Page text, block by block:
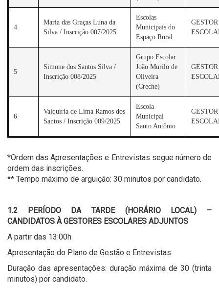
4
Maria das Graças Luna da
Silva / Inscrição 007/2025
Escolas
Municipais do
Espaço Rural
GESTOR
5
Simone dos Santos Silva /
Inscrição 008/2025
Grupo Escolar
João Murilo de
Oliveira
(Creche)
GESTOR
6
Valquíria de Lima Ramos dos
Santos / Inscrição 009/2025
Escola
Municipal
Santo Antônio
GESTOR
*Ordem das Apresentações e Entrevistas segue número de
ordem das inscrições.
** Tempo máximo de arguição: 30 minutos por candidato.
1.2 PERÍODO DA TARDE (HORÁRIO LOCAL) –
CANDIDATOS À GESTORES ESCOLARES ADJUNTOS
A partir das 13:00h.
Apresentação do Plano de Gestão e Entrevistas
Duração das apresentações: duração máxima de 30 (trinta
minutos) por candidato.